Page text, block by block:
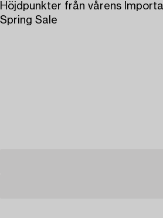
Höjdpunkter från vårens
Spring Sale